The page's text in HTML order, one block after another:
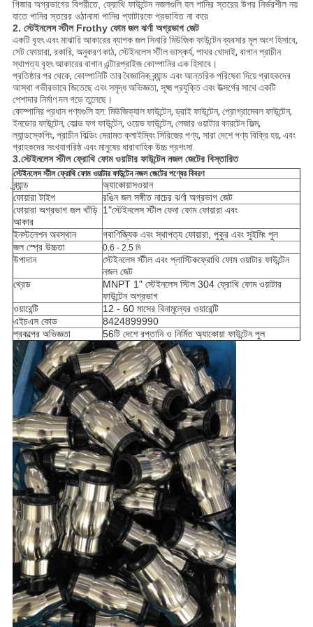
গিজার অগ্রভাগের বিপরীতে, ফ্রোথি ফাউন্টেন নজলগুলি হল পানির স্তরের উপর নির্ভরশীল নয়
যাতে পানির স্তরের ওঠানামা পানির প্যাটারকে প্রভাবিত না করে
2. স্টেইনলেস স্টীল Frothy ফোম জল ঝর্ণা অগ্রভাগ জেট
একটি বৃহৎ এবং মাঝারি আকারের ব্যাপক জল সিনারি মিউজিক ফাউন্টেন ব্যবসার মূল অংশ হিসাবে,
সেট ফোয়ারা, রকারি, অনুকরণ কাঠ, স্টেইনলেস স্টীল ভাস্কর্য, পাথর খোদাই, বাগান প্রাচীন
স্থাপত্য বৃহৎ আকারের বাগান এন্টারপ্রাইজ কোম্পানির এক হিসাবে।
প্রতিষ্ঠার পর থেকে, কোম্পানিটি তার বৈজ্ঞানিক ব্র্যান্ড এবং আন্তরিক পরিষেবা দিয়ে গ্রাহকদের
আস্থা গভীরভাবে জিতেছে এবং সমৃদ্ধ অভিজ্ঞতা, সূক্ষ্ম প্রযুক্তি এবং উত্সর্গের সাথে একটি
পেশাদার নির্মাণ দল গড়ে তুলেছে।
কোম্পানির প্রধান পণ্যগুলি হল: মিউজিক্যাল ফাউন্টেন, ড্রাই ফাউন্টেন, প্রোগ্রামেবল ফাউন্টেন,
ইনডোর ফাউন্টেন, কোল্ড ফগ ফাউন্টেন, ওয়েভ ফাউন্টেন, লেজার ওয়াটার কারটেন ফিল্ম,
ল্যান্ডস্কেপিং, প্রাচীন বিল্ডিং মেরামত ক্লাইম্বিং সিরিজের পণ্য, সারা দেশে পণ্য বিক্রি হয়, এবং
গ্রাহকদের সংখ্যাগরিষ্ঠ এবং মানুষের ধারাবাহিক উচ্চ প্রশংসা.
3.স্টেইনলেস স্টীল ফ্রোথি ফোম ওয়াটার ফাউন্টেন নজল জেটের বিস্তারিত
স্টেইনলেস স্টীল ফ্রোথি ফোম ওয়াটার ফাউন্টেন নজল জেটের পণ্যের বিবরণ
ব্র্যান্ড
অ্যাকোয়াসওয়ান
ফোয়ারা টাইপ
রঙিন জল সঙ্গীত নাচের ঝর্ণা অগ্রভাগ জেট
ফোয়ারা অগ্রভাগ জল খাঁড়ি
আকার
1"স্টেইনলেস স্টীল ফেনা ফোম ফোয়ারা এবং
ইনস্টলেশন অবস্থান গবাণিজ্যিক এবং স্থাপত্য ফোয়ারা, পুকুর এবং সুইমিং পুল
জল স্প্রে উচ্চতা
0.6 - 2.5 মি
উপাদান স্টেইনলেস স্টীল এবং প্লাস্টিকফ্রোথি ফোম ওয়াটার ফাউন্টেন
নজল জেট
থ্রেড
MNPT 1" স্টেইনলেস স্টিল 304 ফ্রোথি ফোম ওয়াটার
ফাউন্টেন অগ্রভাগ
ওয়ারেন্টি
12 - 60 মাসের বিনামূল্যের ওয়ারেন্টি
এইচএস কোড
8424899990
প্রকল্পের অভিজ্ঞতা
56টি দেশে রপ্তানি ও নির্মিত অ্যাকোয়া ফাউন্টেন পুল